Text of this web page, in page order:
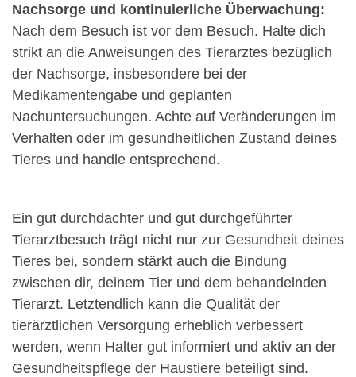
Nachsorge und kontinuierliche Überwachung:
Nach dem Besuch ist vor dem Besuch. Halte dich
strikt an die Anweisungen des Tierarztes bezüglich
der Nachsorge, insbesondere bei der
Medikamentengabe und geplanten
Nachuntersuchungen. Achte auf Veränderungen im
Verhalten oder im gesundheitlichen Zustand deines
Tieres und handle entsprechend.
Ein gut durchdachter und gut durchgeführter
Tierarztbesuch trägt nicht nur zur Gesundheit deines
Tieres bei, sondern stärkt auch die Bindung
zwischen dir, deinem Tier und dem behandelnden
Tierarzt. Letztendlich kann die Qualität der
tierärztlichen Versorgung erheblich verbessert
werden, wenn Halter gut informiert und aktiv an der
Gesundheitspflege der Haustiere beteiligt sind.